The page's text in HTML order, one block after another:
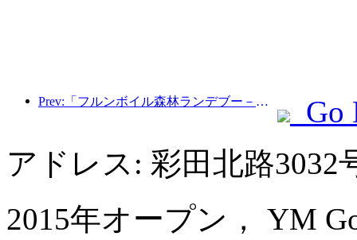
Prev:「フルンボイル森林ランデブー－大興安嶺エクスプレス－星光列車－天一旅」観光列車が初運行を行った。
Go
アドレス: 彩田北路3032
2015年オープン， YM